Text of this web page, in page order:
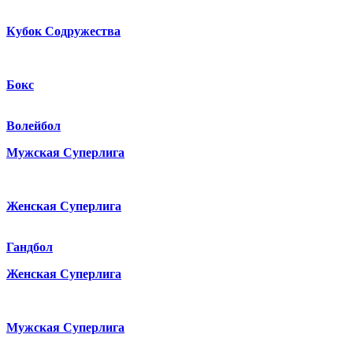
Кубок Содружества
Бокс
Волейбол
Мужская Суперлига
Женская Суперлига
Гандбол
Женская Суперлига
Мужская Суперлига